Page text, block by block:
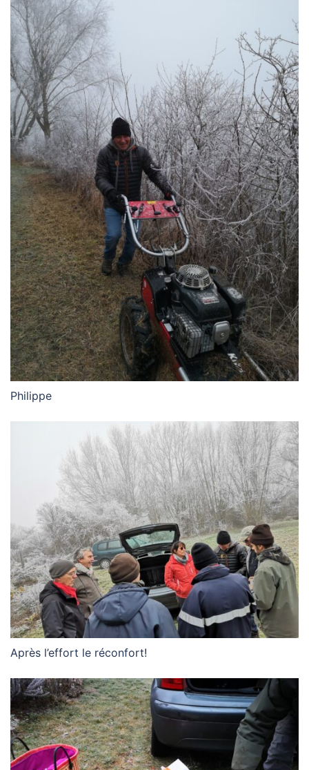
Philippe
Après l’effort le réconfort!